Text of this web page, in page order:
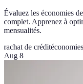
Évaluez les économies
complet. Apprenez à
mensualités.
rachat de crédit
Aug 8